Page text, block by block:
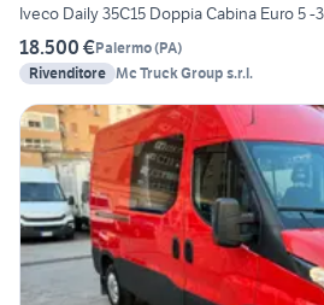
Iveco Daily 35C15 Doppia Cabina Euro 5 -
18.500 €Palermo(PA)
Rivenditore Mc Truck Group s.r.l.